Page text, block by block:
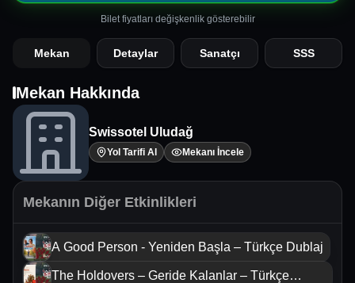
Bilet fiyatları değişkenlik gösterebilir
Mekan Detaylar Sanatçı SSS
Mekan Hakkında
Swissotel Uludağ
Yol Tarifi Al Mekanı İncele
Mekanın Diğer Etkinlikleri
A Good Person - Yeniden Başla – Türkçe Dublaj
The Holdovers – Geride Kalanlar – Türkçe